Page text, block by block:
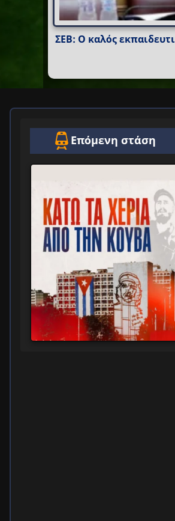
ΣΕΒ: Ο καλός
Επόμενη στάση